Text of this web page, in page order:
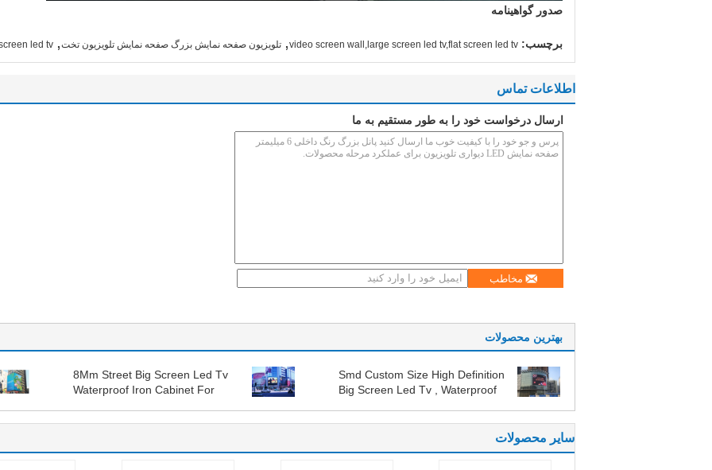
صدور گواهینامه
برچسب: video screen wall,large screen led tv,flat screen led tv تلویزیون صفحه نمایش بزرگ صفحه نمایش تلویزیون تخت led tv
اطلاعات تماس
ارسال درخواست خود را به طور مستقیم به ما
مخاطب
بهترین محصولات
Smd Custom Size High Definition
Big Screen Led Tv , Waterproof
8Mm Street Big Screen Led Tv
Waterproof Iron Cabinet For
سایر محصولات